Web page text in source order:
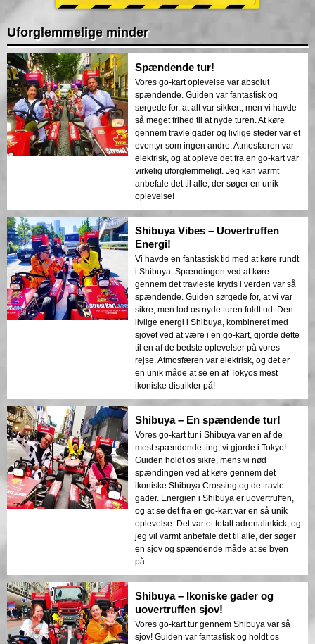
Uforglemmelige minder
Spændende tur!
Vores go-kart oplevelse var absolut
spændende. Guiden var fantastisk og
sørgede for, at alt var sikkert, men vi havde
så meget frihed til at nyde turen. At køre
gennem travle gader og livlige steder var et
eventyr som ingen andre. Atmosfæren var
elektrisk, og at opleve det fra en go-kart var
virkelig uforglemmeligt. Jeg kan varmt
anbefale det til alle, der søger en unik
oplevelse!
Shibuya Vibes – Uovertruffen
Energi!
Vi havde en fantastisk tid med at køre rundt
i Shibuya. Spændingen ved at køre
gennem det travleste kryds i verden var så
spændende. Guiden sørgede for, at vi var
sikre, men lod os nyde turen fuldt ud. Den
livlige energi i Shibuya, kombineret med
sjovet ved at være i en go-kart, gjorde dette
til en af de bedste oplevelser på vores
rejse. Atmosfæren var elektrisk, og det er
en unik måde at se en af Tokyos mest
ikoniske distrikter på!
Shibuya – En spændende tur!
Vores go-kart tur i Shibuya var en af de
mest spændende ting, vi gjorde i Tokyo!
Guiden holdt os sikre, mens vi nød
spændingen ved at køre gennem det
ikoniske Shibuya Crossing og de travle
gader. Energien i Shibuya er uovertruffen,
og at se det fra en go-kart var en så unik
oplevelse. Det var et totalt adrenalinkick, og
jeg vil varmt anbefale det til alle, der søger
en sjov og spændende måde at se byen
på.
Shibuya – Ikoniske gader og
uovertruffen sjov!
Vores go-kart tur gennem Shibuya var så
sjov! Guiden var fantastisk og holdt os